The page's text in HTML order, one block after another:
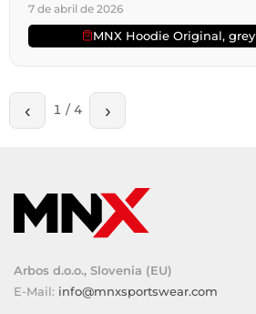
7 de abril de 2026
MNX Hoodie Original, grey
‹ 1 / 4 ›
Arbos d.o.o., Slovenia (EU)
E-Mail: info@mnxsportswear.com